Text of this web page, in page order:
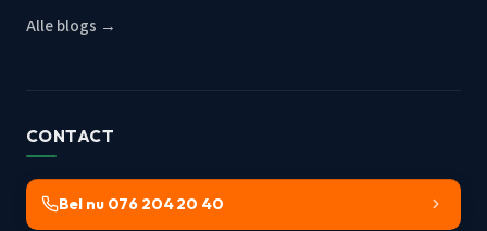
Alle blogs →
CONTACT
Bel nu 076 204 20 40